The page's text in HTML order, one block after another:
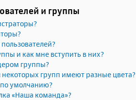
и группы
и как мне вступить в них?
группы?
групп имеют разные цвета?
по умолчанию?
«Наша команда»?